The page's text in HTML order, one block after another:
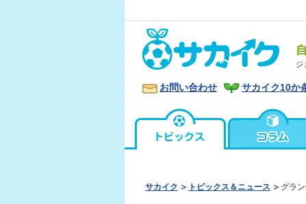
ジ
お問い合わせ サカイク10か
サカイク トピックス＆ニュース グラ